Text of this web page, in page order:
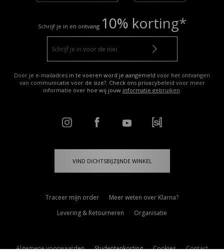
Schrijf je in en ontvang 10% korting*
Door je e-mailadres in te voeren word je aangemeld voor het ontvangen
van communicatie voor de size?. Check ons privacybeleid voor meer
informatie over hoe wij jouw informatie gebruiken.
VIND DICHTSBIJZIJNDE WINKEL
Traceer mijn order
Meer weten over Klarna?
Levering & Retourneren
Organisatie
Algemene voorwaarden Studentenkorting Cookies Contact